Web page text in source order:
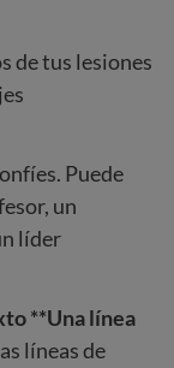
de tus lesiones
Puede
un
líder
**Una línea
líneas de